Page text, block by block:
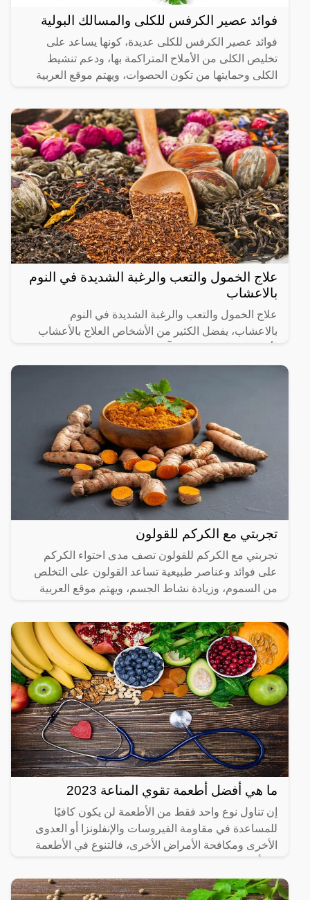
فوائد عصير الكرفس للكلى والمسالك البولية
فوائد عصير الكرفس للكلى عديدة، كونها يساعد على
تخليص الكلى من الأملاح المتراكمة بها، ودعم تنشيط
الكلى وحمايتها من تكون الحصوات، ويهتم موقع العربية
علاج الخمول والتعب والرغبة الشديدة في النوم
بالاعشاب
علاج الخمول والتعب والرغبة الشديدة في النوم
بالاعشاب، يفضل الكثير من الأشخاص العلاج بالأعشاب
الكيميائية التي قد تسبب
تجربتي مع الكركم للقولون
تجربتي مع الكركم للقولون تصف مدى احتواء الكركم
على فوائد وعناصر طبيعية تساعد القولون على التخلص
من السموم، وزيادة نشاط الجسم، ويهتم موقع العربية
ما هي أفضل أطعمة تقوي المناعة 2023
إن تناول نوع واحد فقط من الأطعمة لن يكون كافيًا
للمساعدة في مقاومة الفيروسات والإنفلونزا أو العدوى
الأخرى ومكافحة الأمراض الأخرى، فالتنوع في الأطعمة